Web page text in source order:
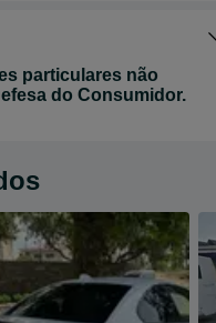
particulares não
do Consumidor.